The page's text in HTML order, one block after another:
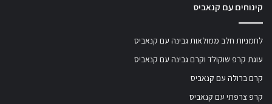
קינוחים עם קנאביס
לחמניות חלב ממולאות גבינה עם קנאביס
עוגת קרפ שוקולד וקרם גבינה עם קנאביס
קרם ברולה עם קנאביס
קרפ צרפתי עם קנאביס